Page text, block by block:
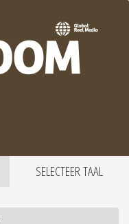
SELECTEER TAAL